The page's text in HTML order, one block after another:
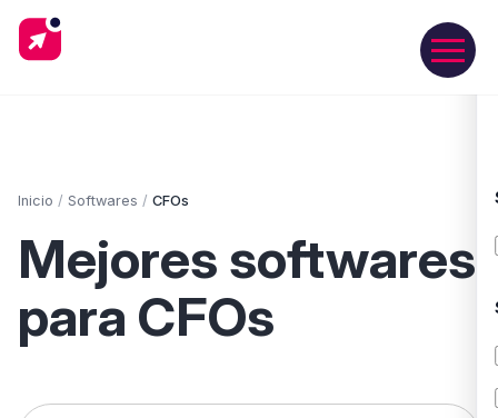
Inicio / Softwares / CFOs
Mejores softwares
para CFOs